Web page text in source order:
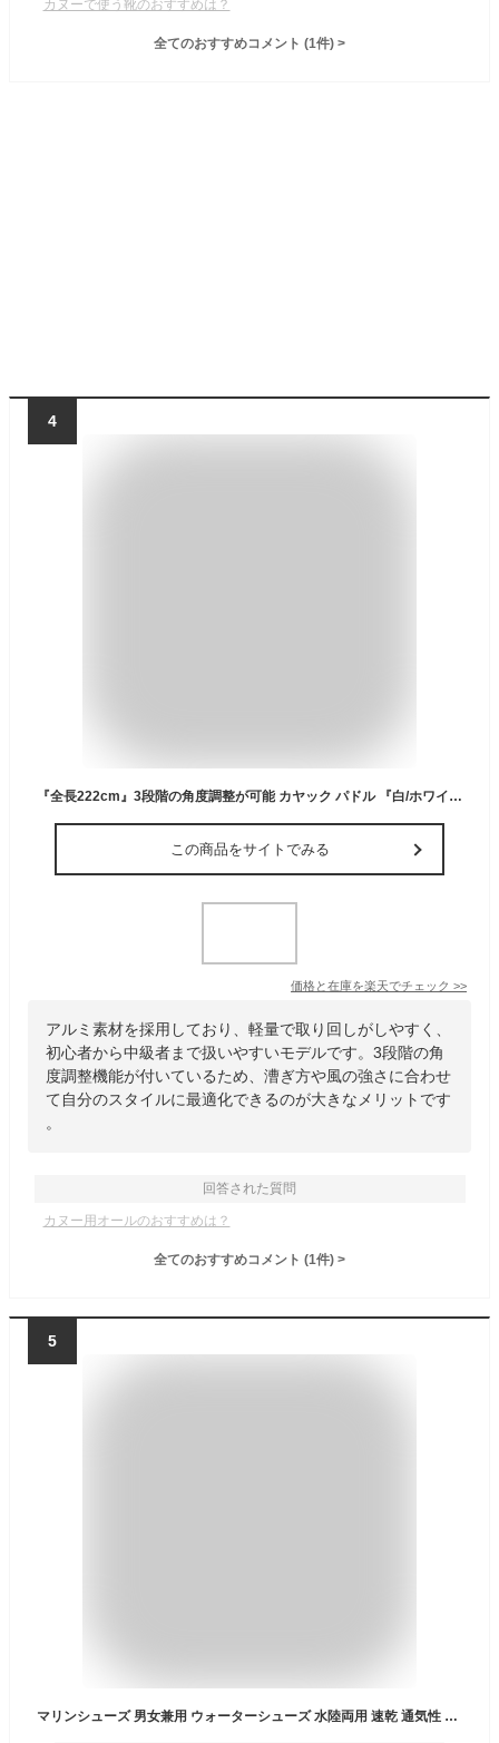
カヌーで使う靴のおすすめは？
全てのおすすめコメント (1件) >
4
『全長222cm』3段階の角度調整が可能 カヤック パドル 『白/ホワイト』ボート ゴムボート カヌー アルミ製 オール 海 川 湖 池
この商品をサイトでみる
価格と在庫を楽天でチェック >>
アルミ素材を採用しており、軽量で取り回しがしやすく、
初心者から中級者まで扱いやすいモデルです。3段階の角
度調整機能が付いているため、漕ぎ方や風の強さに合わせ
て自分のスタイルに最適化できるのが大きなメリットです
。
回答された質問
カヌー用オールのおすすめは？
全てのおすすめコメント (1件) >
5
マリンシューズ 男女兼用 ウォーターシューズ 水陸両用 速乾 通気性 滑り止め 軽量 ビーチサンダル 渓流 釣り 磯遊び 潮干狩り 沢登り ダイビング ラフティング シュノーケリング カヌー カヤック 海 プール 川遊び ゴムひも 伸縮性 アウトドア マ